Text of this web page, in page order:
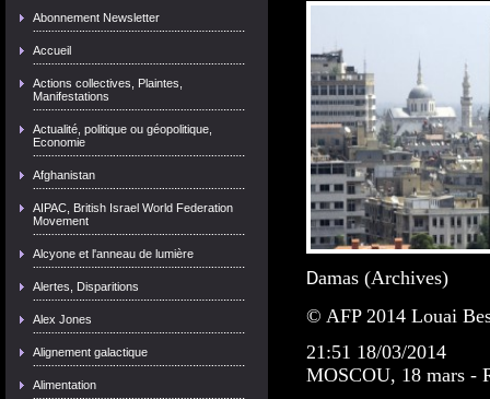
Abonnement Newsletter
Accueil
Actions collectives, Plaintes,
Manifestations
Actualité, politique ou géopolitique,
Economie
Afghanistan
AIPAC, British Israel World Federation
Movement
Alcyone et l'anneau de lumière
Alertes, Disparitions
Alex Jones
Alignement galactique
Alimentation
Damas (Archives)
© AFP 2014 Louai
21:51 18/03/2014
MOSCOU, 18 mars -